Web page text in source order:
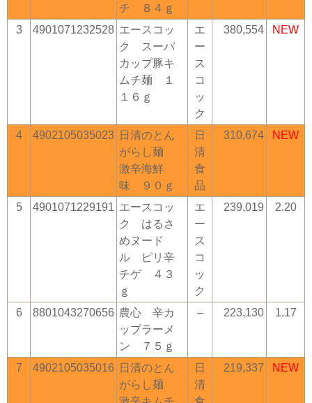
チ ８４ｇ
3 4901071232528 エースコッ
ク スーパ
カップ豚キ
ムチ麺 １
１６ｇ
エ
ー
ス
コ
ッ
ク
380,554 NEW
4 4902105035023 日清のとん
がらし麺
激辛海鮮
味 ９０ｇ
日
清
食
品
310,674 NEW
5 4901071229191 エースコッ
ク はるさ
めヌード
ル ピリ辛
チゲ ４３
ｇ
エ
ー
ス
コ
ッ
ク
239,019 2.20
6 8801043270656 農心 辛カ
ップラーメ
ン ７５ｇ
– 223,130 1.17
7 4902105035016
日清のとん
がらし麺
日
清
219,337 NEW